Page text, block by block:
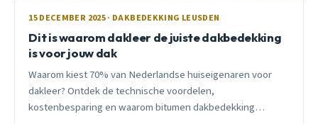
15 DECEMBER 2025 · DAKBEDEKKING LEUSDEN
Dit is waarom dakleer de juiste dakbedekking
is voor jouw dak
Waarom kiest 70% van Nederlandse huiseigenaren voor
dakleer? Ontdek de technische voordelen,
kostenbesparing en waarom bitumen dakbedekking